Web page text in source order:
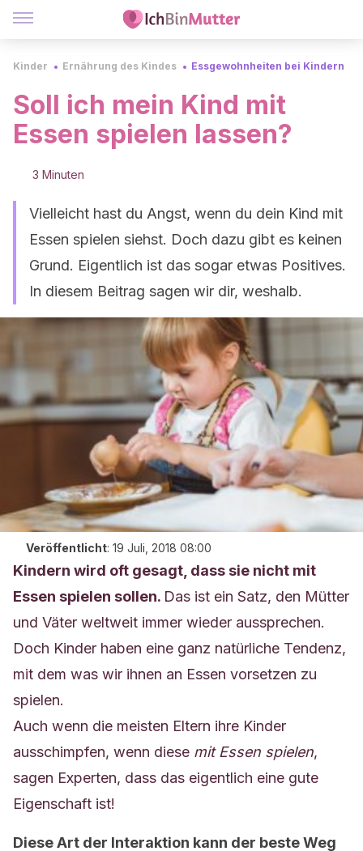
Kinder Ernährung des Kindes Essgewohnheiten bei Kindern
Soll ich mein Kind mit
Essen spielen lassen?
3 Minuten
Vielleicht hast du Angst, wenn du dein Kind mit
Essen spielen siehst. Doch dazu gibt es keinen
Grund. Eigentlich ist das sogar etwas Positives.
In diesem Beitrag sagen wir dir, weshalb.
Veröffentlicht: 19 Juli, 2018 08:00
Kindern wird oft gesagt, dass sie nicht mit
Essen spielen sollen. Das ist ein Satz, den Mütter
und Väter weltweit immer wieder aussprechen.
Doch Kinder haben eine ganz natürliche Tendenz,
mit dem was wir ihnen an Essen vorsetzen zu
spielen.
Auch wenn die meisten Eltern ihre Kinder
ausschimpfen, wenn diese mit Essen spielen,
sagen Experten, dass das eigentlich eine gute
Eigenschaft ist!
Diese Art der Interaktion kann der beste Weg